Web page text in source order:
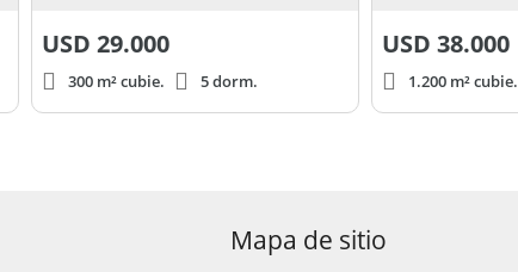
USD 29.000
300 m² cubie. 5 dorm.
USD 38.000
1.200 m² cubie.
Mapa de sitio